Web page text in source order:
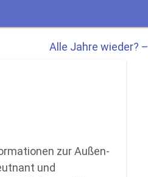
Alle Jahre wieder?
zur Außen-
und